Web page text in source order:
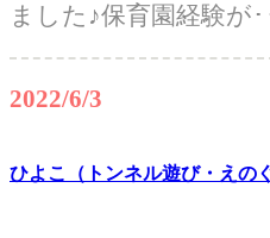
ました♪保育園経験が･
2022/6/3
ひよこ（トンネル遊び・えの